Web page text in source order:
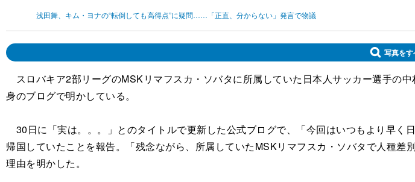
その他
浅田舞、キム・ヨナの“転倒しても高得点”に疑問……「正直、分からない」発言で物議
写真をす
スロバキア2部リーグのMSKリマフスカ・ソバタに所属していた日本人サッカー選手の
身のブログで明かしている。
30日に「実は。。。」とのタイトルで更新した公式ブログで、「今回はいつもより早
帰国していたことを報告。「残念ながら、所属していたMSKリマフスカ・ソバタで人種
理由を明かした。